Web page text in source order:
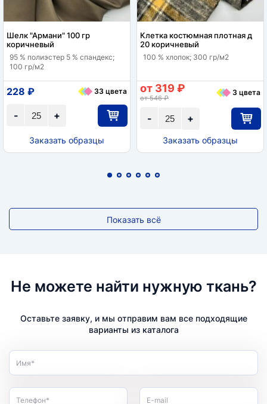
Шелк "Армани" 100 гр
коричневый
95 % полиэстер 5 % спандекс;
100 гр/м2
+
-
228 ₽ 33 цвета
Заказать образцы
Клетка костюмная плотная д
20 коричневый
100 % хлопок; 300 гр/м2
+
-
от 319 ₽
от 546 ₽
3 цвета
Заказать образцы
Показать всё
Не можете найти нужную ткань?
Оставьте заявку, и мы отправим вам все подходящие
варианты из каталога
Имя*
Телефон* E-mail